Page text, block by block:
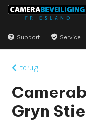
Support Service
terug
Gryn